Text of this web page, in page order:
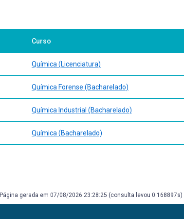
Curso
Química (Licenciatura)
Química Forense (Bacharelado)
Química Industrial (Bacharelado)
Química (Bacharelado)
Página gerada em 07/08/2026 23:28:25 (consulta levou 0.168897s)